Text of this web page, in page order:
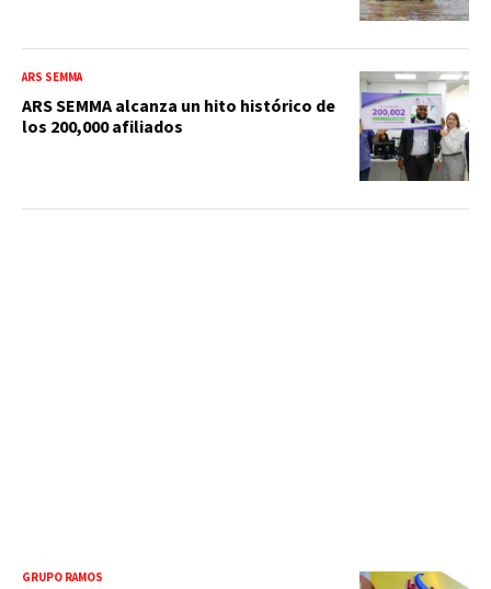
ARS SEMMA
ARS SEMMA alcanza un hito histórico de
los 200,000 afiliados
GRUPO RAMOS